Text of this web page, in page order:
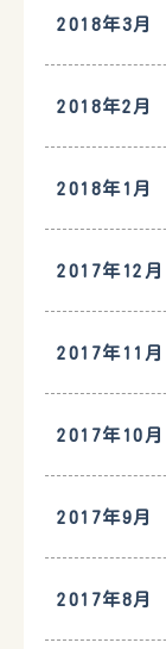
2018年3月
2018年2月
2018年1月
2017年12月
2017年11月
2017年10月
2017年9月
2017年8月